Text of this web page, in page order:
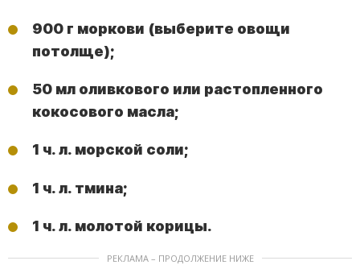
900 г моркови (выберите овощи
потолще);
50 мл оливкового или растопленного
кокосового масла;
1 ч. л. морской соли;
1 ч. л. тмина;
1 ч. л. молотой корицы.
РЕКЛАМА – ПРОДОЛЖЕНИЕ НИЖЕ